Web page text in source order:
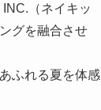
（ネイキッ
グを融合させ
ふれる夏を体感